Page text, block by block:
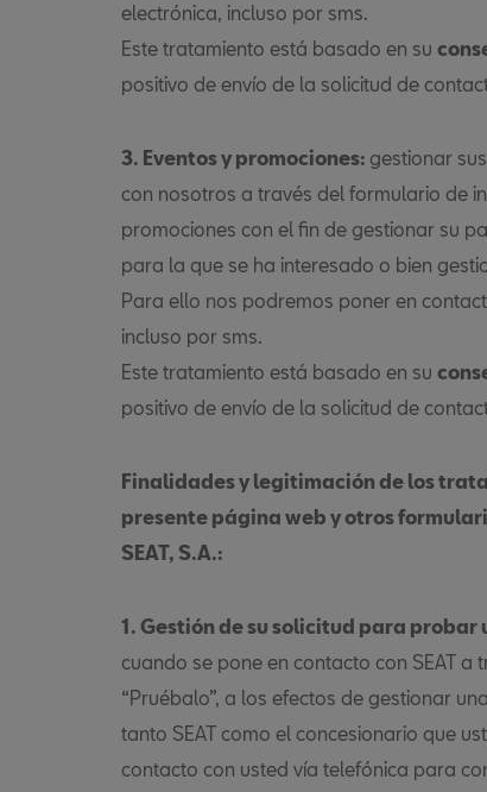
electrónica, incluso por sms.
Este tratamiento está basado en su
positivo de envío de la solicitud de
3. Eventos y promociones: gestionar
con nosotros a través del formulario de
promociones con el fin de gestionar su
para la que se ha interesado o bien
Para ello nos podremos poner en
incluso por sms.
Este tratamiento está basado en su
positivo de envío de la solicitud de
Finalidades y legitimación de los
presente página web y otros
SEAT, S.A.:
1. Gestión de su solicitud para probar
cuando se pone en contacto con SEAT a
“Pruébalo”, a los efectos de gestionar
tanto SEAT como el concesionario que
contacto con usted vía telefónica para